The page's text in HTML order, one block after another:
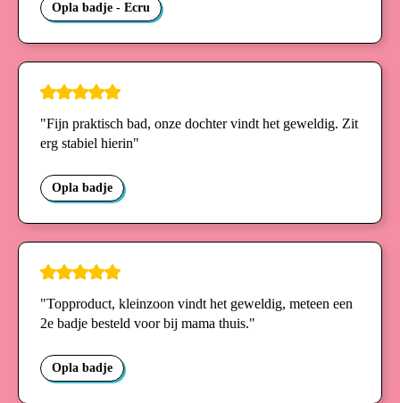
Opla badje - Ecru
"Fijn praktisch bad, onze dochter vindt het geweldig. Zit
erg stabiel hierin"
Opla badje
"Topproduct, kleinzoon vindt het geweldig, meteen een
2e badje besteld voor bij mama thuis."
Opla badje